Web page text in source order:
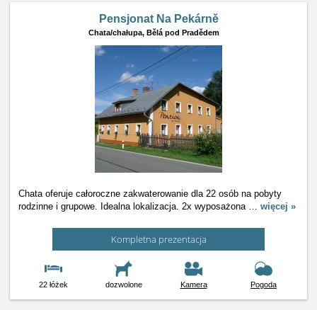
Pensjonat Na Pekárně
Chata/chałupa, Bělá pod Pradědem
Chata oferuje całoroczne zakwaterowanie dla 22 osób na pobyty
rodzinne i grupowe. Idealna lokalizacja. 2x wyposażona … więcej »
Kompletna prezentacja
22 łóżek dozwolone Kamera Pogoda